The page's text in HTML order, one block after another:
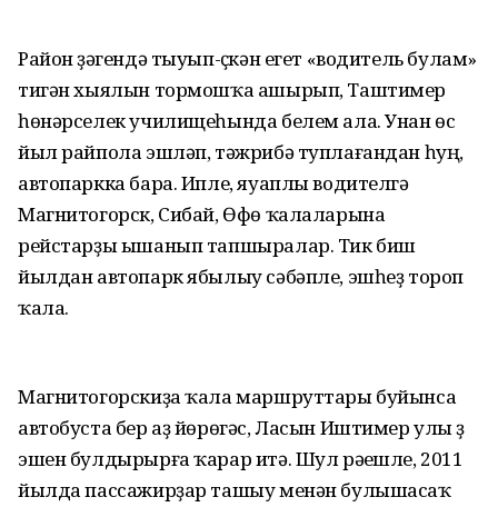
Район үҙәгендә тыуып-үҫкән егет «водитель булам»
тигән хыялын тормошҡа ашырып, Таштимер
һөнәрселек училищеһында белем ала. Унан өс
йыл райпола эшләп, тәжрибә туплағандан һуң,
автопаркка бара. Ипле, яуаплы водителгә
Магнитогорск, Сибай, Өфө ҡалаларына
рейстарҙы ышанып тапшыралар. Тик биш
йылдан автопарк ябылыу сәбәпле, эшһеҙ тороп
ҡала.
Магнитогорскиҙа ҡала маршруттары буйынса
автобуста бер аҙ йөрөгәс, Ласын Иштимер улы үҙ
эшен булдырырға ҡарар итә. Шул рәүешле, 2011
йылда пассажирҙар ташыу менән булышасаҡ